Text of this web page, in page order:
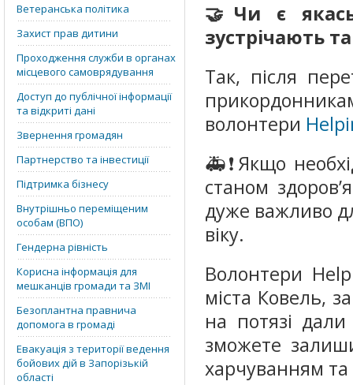
Ветеранська політика
Захист прав дитини
Проходження служби в органах
місцевого самоврядування
Доступ до публічної інформації
та відкриті дані
Звернення громадян
Партнерство та інвестиції
Підтримка бізнесу
Внутрішньо переміщеним
особам (ВПО)
Гендерна рівність
Корисна інформація для
мешканців громади та ЗМІ
Безоплантна правнича
допомога в громаді
Евакуація з території ведення
бойових дій в Запорізькій
області
🤝Чи є
зустрічають
Так, після
волонтери
🚑❗️Якщо
станом
дуже важливо
віку.
Волонтери
міста Ковель,
на потязі
зможете
харчуванням та